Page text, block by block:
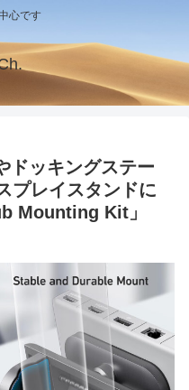
心です
ドッキングステー
プレイスタンドに
Mounting Kit」